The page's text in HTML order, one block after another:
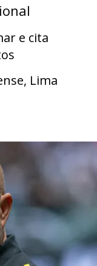
e cita
Lima